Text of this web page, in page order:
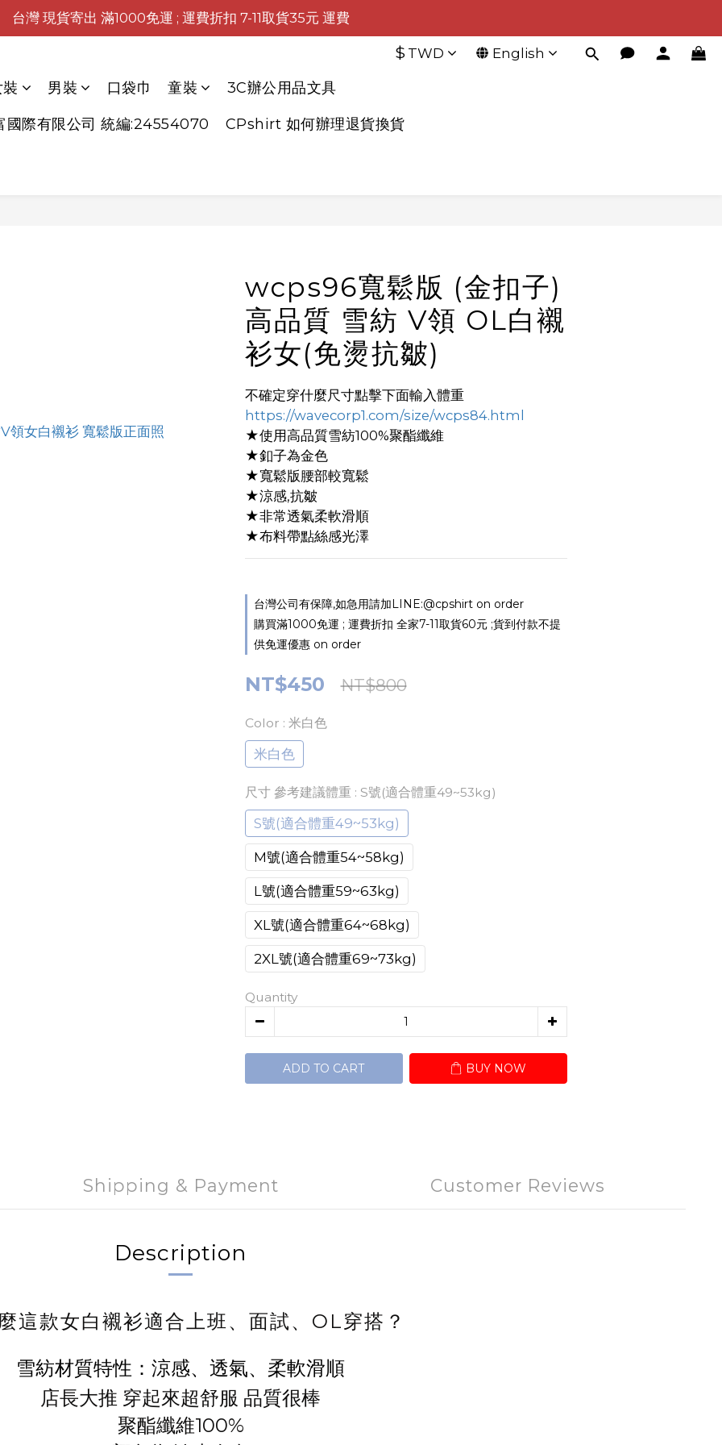
台灣 現貨寄出 滿1000免運 ; 運費折扣 7-11取貨35元 運費
$ TWD English
男裝 口袋巾 童裝 3C辦公用品文具
國際有限公司 統編:24554070 CPshirt 如何辦理退貨換貨
wcps96寬鬆版 (金扣子)
高品質 雪紡 V領 OL白襯
衫女(免燙抗皺)
不確定穿什麼尺寸點擊下面輸入體重
https://wavecorp1.com/size/wcps84.html
★使用高品質雪紡100%聚酯纖維
★釦子為金色
★寬鬆版腰部較寬鬆
★涼感,抗皺
★非常透氣柔軟滑順
★布料帶點絲感光澤
台灣公司有保障,如急用請加LINE:@cpshirt on order
購買滿1000免運 ; 運費折扣 全家7-11取貨60元 ;貨到付款不提
供免運優惠 on order
NT$450 NT$800
Color : 米白色
米白色
尺寸 參考建議體重 : S號(適合體重49~53kg)
S號(適合體重49~53kg)
M號(適合體重54~58kg)
L號(適合體重59~63kg)
XL號(適合體重64~68kg)
2XL號(適合體重69~73kg)
Quantity
ADD TO CART BUY NOW
Shipping & Payment Customer Reviews
Description
這款女白襯衫適合上班、面試、OL穿搭？
雪紡材質特性：涼感、透氣、柔軟滑順
店長大推 穿起來超舒服 品質很棒
聚酯纖維100%